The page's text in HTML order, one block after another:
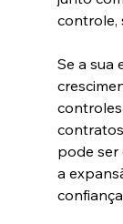
controle,
Se a sua
pode
a